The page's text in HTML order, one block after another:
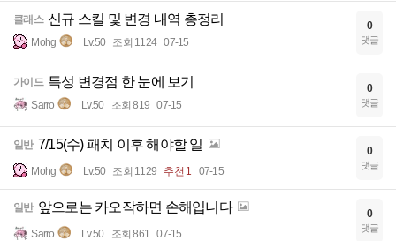
클래스 신규 스킬 및 변경 내역 총정리
Mohg Lv.50 조회 1124 07-15
0
댓글
가이드 특성 변경점 한 눈에 보기
Sarro Lv.50 조회 819 07-15
0
댓글
일반 7/15(수) 패치 이후 해야할 일
Mohg Lv.50 조회 1129 추천 1 07-15
0
댓글
일반 앞으로는 카오작하면 손해입니다
Sarro Lv.50 조회 861 07-15
0
댓글